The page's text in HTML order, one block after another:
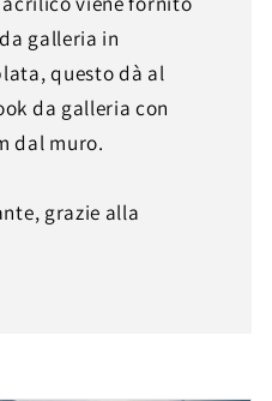
galleria in
questo dà al
da galleria con
dal muro.
grazie alla